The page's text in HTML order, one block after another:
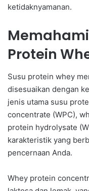
ketidaknyamanan.
Protein
Susu protein whey
disesuaikan dengan
jenis utama susu
concentrate (WPC),
protein hydrolysate
karakteristik yang
pencernaan Anda.
Whey protein